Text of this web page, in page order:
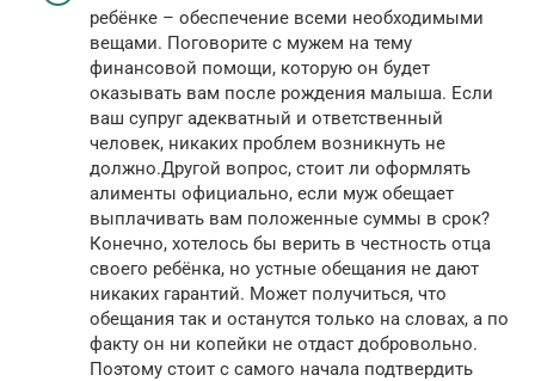
ребёнке – обеспечение всеми необходимыми
вещами. Поговорите с мужем на тему
финансовой помощи, которую он будет
оказывать вам после рождения малыша. Если
ваш супруг адекватный и ответственный
человек, никаких проблем возникнуть не
должно.Другой вопрос, стоит ли оформлять
алименты официально, если муж обещает
выплачивать вам положенные суммы в срок?
Конечно, хотелось бы верить в честность отца
своего ребёнка, но устные обещания не дают
никаких гарантий. Может получиться, что
обещания так и останутся только на словах, а по
факту он ни копейки не отдаст добровольно.
Поэтому стоит с самого начала подтвердить